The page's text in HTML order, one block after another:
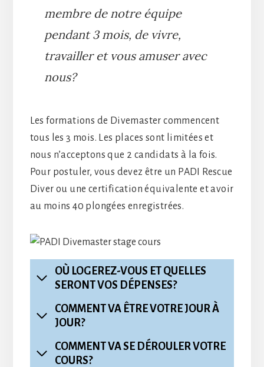
membre de notre équipe
pendant 3 mois, de vivre,
travailler et vous amuser avec
nous?
Les formations de Divemaster commencent
tous les 3 mois. Les places sont limitées et
nous n’acceptons que 2 candidats à la fois.
Pour postuler, vous devez être un PADI Rescue
Diver ou une certification équivalente et avoir
au moins 40 plongées enregistrées.
OÙ LOGEREZ-VOUS ET QUELLES
SERONT VOS DÉPENSES?
COMMENT VA ÊTRE VOTRE JOUR À
JOUR?
COMMENT VA SE DÉROULER VOTRE
COURS?